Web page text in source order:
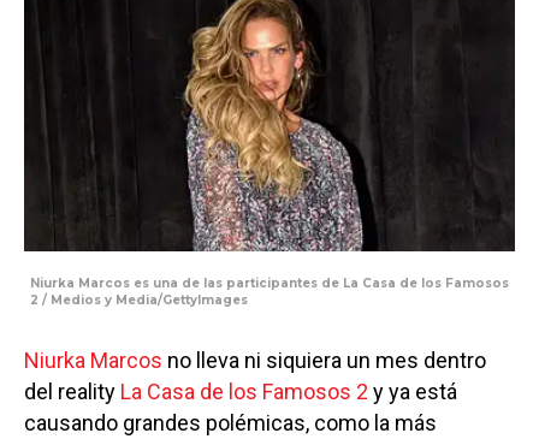
Niurka Marcos es una de las participantes de La Casa de los Famosos
2 / Medios y Media/GettyImages
Niurka Marcos no lleva ni siquiera un mes dentro
del reality La Casa de los Famosos 2 y ya está
causando grandes polémicas, como la más